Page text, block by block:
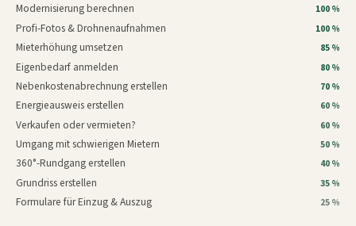
Modernisierung berechnen 100 %
Profi-Fotos & Drohnenaufnahmen 100 %
Mieterhöhung umsetzen 85 %
Eigenbedarf anmelden 80 %
Nebenkostenabrechnung erstellen 70 %
Energieausweis erstellen 60 %
Verkaufen oder vermieten? 60 %
Umgang mit schwierigen Mietern 50 %
360°-Rundgang erstellen 40 %
Grundriss erstellen 35 %
Formulare für Einzug & Auszug 25 %